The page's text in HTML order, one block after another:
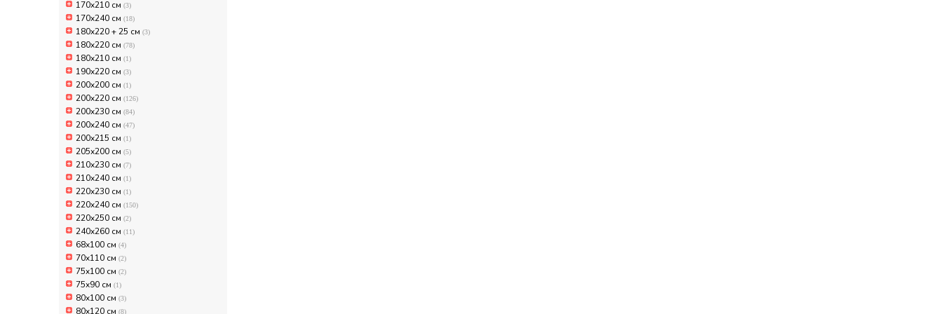
170x210 см (3)
170x240 см (18)
180x220 + 25 см (3)
180x220 см (78)
180х210 см (1)
190х220 см (3)
200x200 см (1)
200x220 см (126)
200x230 см (84)
200x240 см (47)
200х215 см (1)
205х200 см (5)
210х230 см (7)
210х240 см (1)
220x230 см (1)
220x240 см (150)
220x250 см (2)
240x260 см (11)
68х100 см (4)
70x110 см (2)
75x100 см (2)
75х90 см (1)
80x100 см (3)
80x120 см (8)